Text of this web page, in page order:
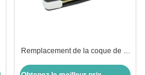
Remplacement de la coque de la